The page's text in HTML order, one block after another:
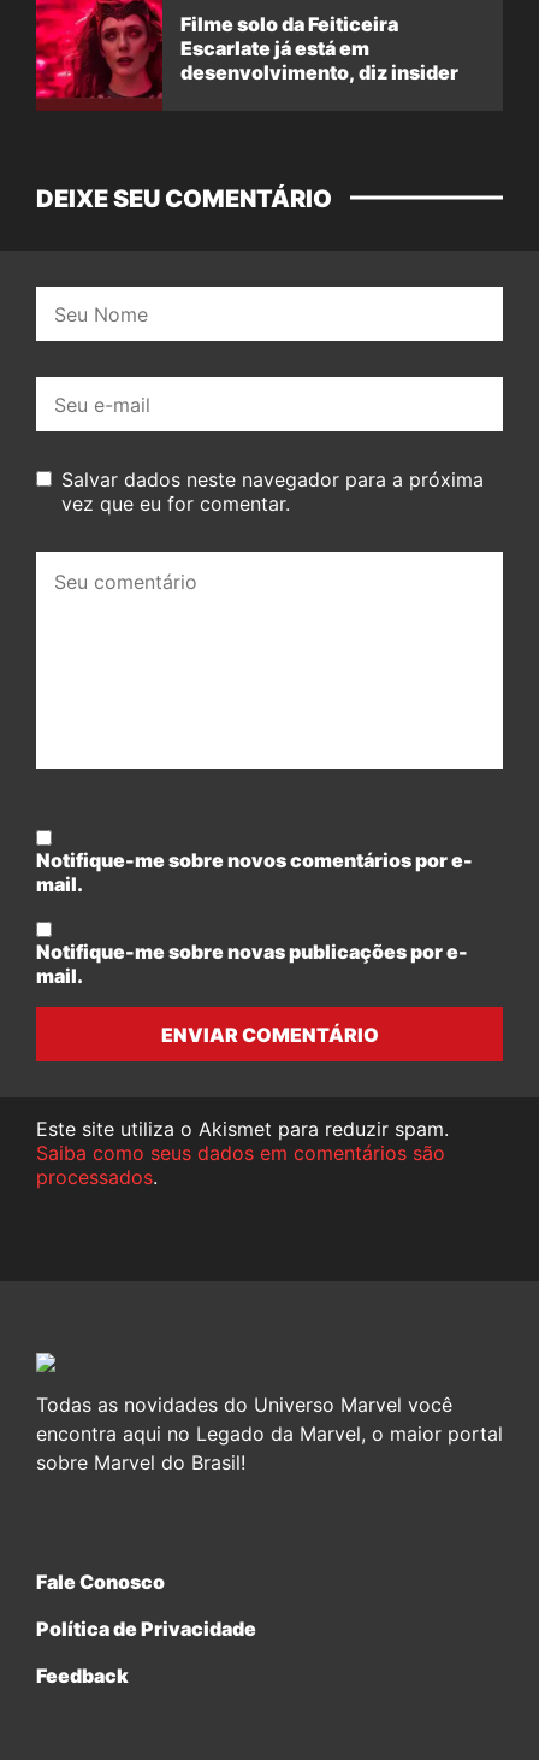
Filme solo da Feiticeira
Escarlate já está em
desenvolvimento, diz insider
DEIXE SEU COMENTÁRIO
mail:
Salvar dados neste navegador para a próxima
vez que eu for comentar.
comentário:
Notifique-me sobre novos comentários por e-
mail.
Notifique-me sobre novas publicações por e-
mail.
ENVIAR COMENTÁRIO
Este site utiliza o Akismet para reduzir spam.
Saiba como seus dados em comentários são
processados.
Todas as novidades do Universo Marvel você
encontra aqui no Legado da Marvel, o maior portal
sobre Marvel do Brasil!
Fale Conosco
Política de Privacidade
Feedback